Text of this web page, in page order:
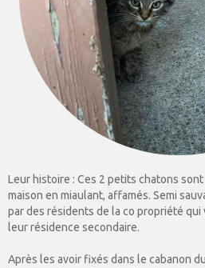
Leur histoire : Ces 2 petits chatons
maison en miaulant, affamés. Semi
par des résidents de la co propriété
leur résidence secondaire.
Après les avoir fixés dans le cabanon